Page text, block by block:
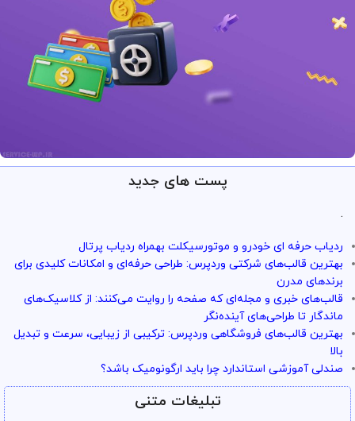
با خیال راحت میتونی از خدمات و سرویس ها استفاده کنی
پست های جدید
.
ردیاب حرفه ای خودرو و موتورسیکلت بهمراه ردیاب پرتال
بهترین قالب‌های شرکتی وردپرس: طراحی حرفه‌ای و امکانات کلیدی برای
برندهای مدرن
قالب‌های خبری و مجله‌ای که صفحه را روایت می‌کنند: از کلاسیک‌های
ماندگار تا طراحی‌های آینده‌نگر
بهترین قالب‌های فروشگاهی وردپرس: ترکیبی از زیبایی، سرعت و تبدیل
بالا
صندلی آموزشی استاندارد چرا باید ارگونومیک باشد؟
تبلیغات متنی